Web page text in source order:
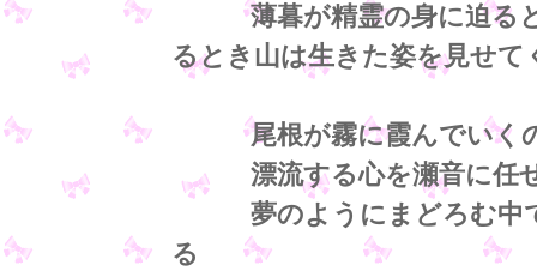
薄暮が精霊の身に迫ると
るとき山は生きた姿を見せて
尾根が霧に霞んでいくの
漂流する心を瀬音に任せ
夢のようにまどろむ中で
る